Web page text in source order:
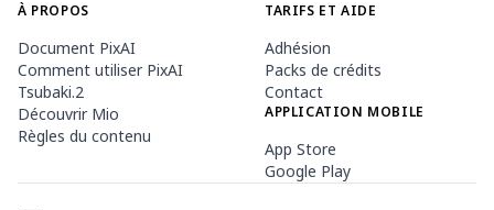
À PROPOS
Document PixAI
Comment utiliser PixAI
Tsubaki.2
Découvrir Mio
Règles du contenu
TARIFS ET AIDE
Adhésion
Packs de crédits
Contact
APPLICATION MOBILE
App Store
Google Play